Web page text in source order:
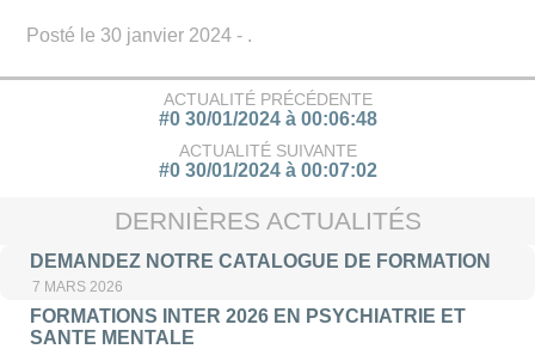
Posté le 30 janvier 2024 - .
ACTUALITÉ PRÉCÉDENTE
#0 30/01/2024 à 00:06:48
ACTUALITÉ SUIVANTE
#0 30/01/2024 à 00:07:02
DERNIÈRES ACTUALITÉS
DEMANDEZ NOTRE CATALOGUE DE FORMATION
7 MARS 2026
FORMATIONS INTER 2026 EN PSYCHIATRIE ET
SANTE MENTALE